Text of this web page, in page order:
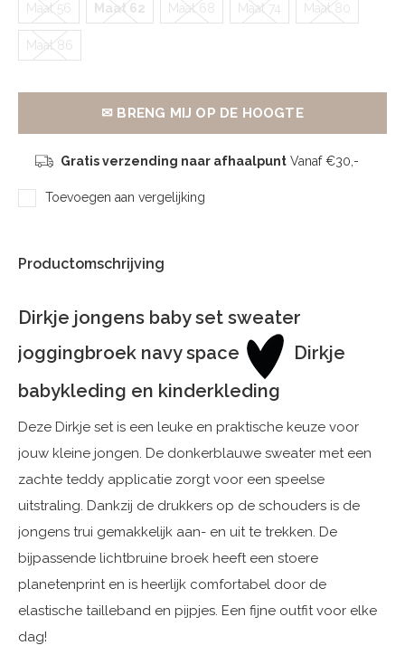
Maat 56 Maat 62 Maat 68 Maat 74 Maat 80
Maat 86
✉ BRENG MIJ OP DE HOOGTE
Gratis verzending naar afhaalpuntVanaf €30,-
Toevoegen aan vergelijking
Productomschrijving
Dirkje jongens baby set sweater
joggingbroek navy space
Dirkje
babykleding en kinderkleding
Deze Dirkje set is een leuke en praktische keuze voor
jouw kleine jongen. De donkerblauwe sweater met een
zachte teddy applicatie zorgt voor een speelse
uitstraling. Dankzij de drukkers op de schouders is de
jongens trui gemakkelijk aan- en uit te trekken. De
bijpassende lichtbruine broek heeft een stoere
planetenprint en is heerlijk comfortabel door de
elastische tailleband en pijpjes. Een fijne outfit voor elke
dag!